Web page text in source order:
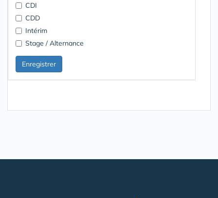
CDI
CDD
Intérim
Stage / Alternance